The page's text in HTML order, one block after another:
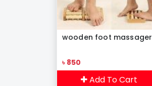
wooden foot massager
৳ 850
Add To Cart